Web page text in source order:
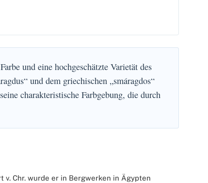
und eine hochgeschätzte Varietät des
und dem griechischen „smáragdos“
charakteristische Farbgebung, die durch
v. Chr. wurde er in Bergwerken in Ägypten